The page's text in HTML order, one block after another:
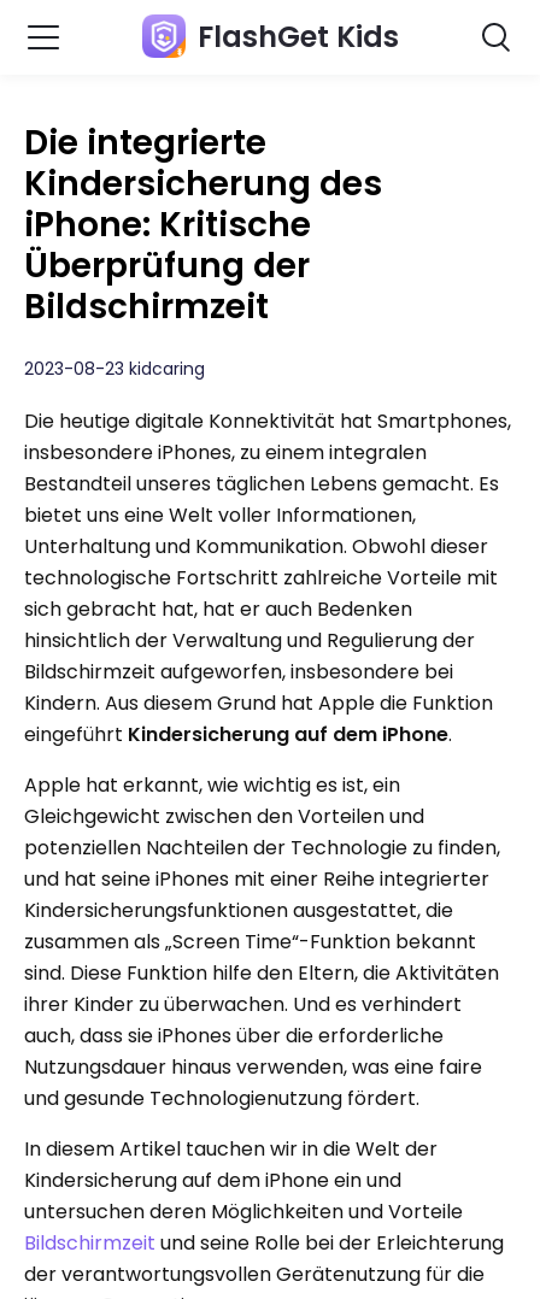
FlashGet Kids
Die integrierte
Kindersicherung des
iPhone: Kritische
Überprüfung der
Bildschirmzeit
2023-08-23 kidcaring
Die heutige digitale Konnektivität hat Smartphones,
insbesondere iPhones, zu einem integralen
Bestandteil unseres täglichen Lebens gemacht. Es
bietet uns eine Welt voller Informationen,
Unterhaltung und Kommunikation. Obwohl dieser
technologische Fortschritt zahlreiche Vorteile mit
sich gebracht hat, hat er auch Bedenken
hinsichtlich der Verwaltung und Regulierung der
Bildschirmzeit aufgeworfen, insbesondere bei
Kindern. Aus diesem Grund hat Apple die Funktion
eingeführt Kindersicherung auf dem iPhone.
Apple hat erkannt, wie wichtig es ist, ein
Gleichgewicht zwischen den Vorteilen und
potenziellen Nachteilen der Technologie zu finden,
und hat seine iPhones mit einer Reihe integrierter
Kindersicherungsfunktionen ausgestattet, die
zusammen als „Screen Time“-Funktion bekannt
sind. Diese Funktion hilfe den Eltern, die Aktivitäten
ihrer Kinder zu überwachen. Und es verhindert
auch, dass sie iPhones über die erforderliche
Nutzungsdauer hinaus verwenden, was eine faire
und gesunde Technologienutzung fördert.
In diesem Artikel tauchen wir in die Welt der
Kindersicherung auf dem iPhone ein und
untersuchen deren Möglichkeiten und Vorteile
Bildschirmzeit und seine Rolle bei der Erleichterung
der verantwortungsvollen Gerätenutzung für die